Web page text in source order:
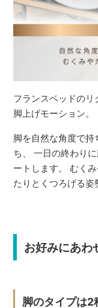
フランスベッドの
脚上げモーション。
脚を自然な角度で
ち、 一日の終わり
ートします。 むく
たりとくつろげる姿
お好みにあわ
脚のタイプは2